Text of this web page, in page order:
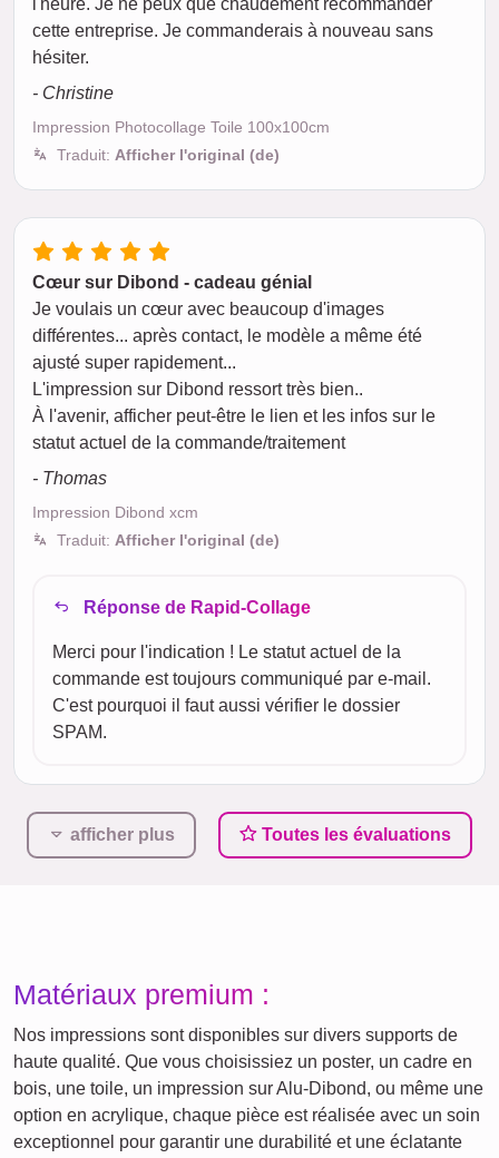
l'heure. Je ne peux que chaudement recommander
cette entreprise. Je commanderais à nouveau sans
hésiter.
- Christine
Impression Photocollage Toile 100x100cm
Traduit: Afficher l'original (de)
Cœur sur Dibond - cadeau génial
Je voulais un cœur avec beaucoup d'images
différentes... après contact, le modèle a même été
ajusté super rapidement...
L'impression sur Dibond ressort très bien..
À l'avenir, afficher peut-être le lien et les infos sur le
statut actuel de la commande/traitement
- Thomas
Impression Dibond xcm
Traduit: Afficher l'original (de)
Réponse de Rapid-Collage
Merci pour l'indication ! Le statut actuel de la
commande est toujours communiqué par e-mail.
C'est pourquoi il faut aussi vérifier le dossier
SPAM.
afficher plus Toutes les évaluations
Matériaux premium :
Nos impressions sont disponibles sur divers supports de
haute qualité. Que vous choisissiez un poster, un cadre en
bois, une toile, un impression sur Alu-Dibond, ou même une
option en acrylique, chaque pièce est réalisée avec un soin
exceptionnel pour garantir une durabilité et une éclatante